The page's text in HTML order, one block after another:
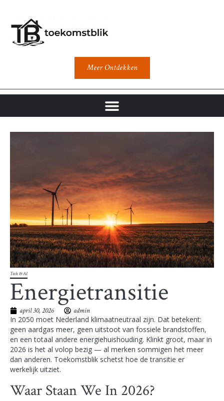
Meer Ontdekken
Tech & AI
Energietransitie
april 30, 2026 admin
In 2050 moet Nederland klimaatneutraal zijn. Dat betekent:
geen aardgas meer, geen uitstoot van fossiele brandstoffen,
en een totaal andere energiehuishouding. Klinkt groot, maar in
2026 is het al volop bezig — al merken sommigen het meer
dan anderen. Toekomstblik schetst hoe de transitie er
werkelijk uitziet.
Waar Staan We In 2026?